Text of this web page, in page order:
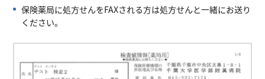
保険薬局に処方せんをFAXされる方は処方せんと一緒にお送り
ください。